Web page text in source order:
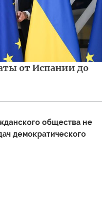
от Испании до
общества не
демократического